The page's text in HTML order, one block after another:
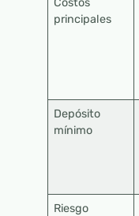
principales
Depósito
mínimo
Riesgo